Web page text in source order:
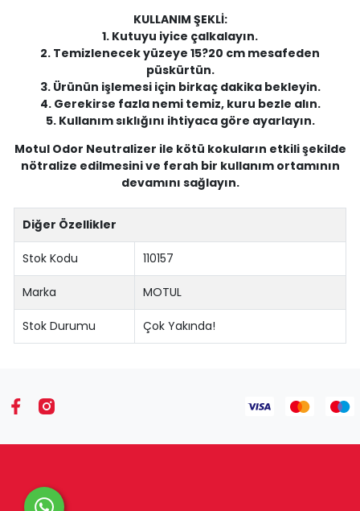
KULLANIM ŞEKLİ:
1. Kutuyu iyice çalkalayın.
2. Temizlenecek yüzeye 15?20 cm mesafeden
püskürtün.
3. Ürünün işlemesi için birkaç dakika bekleyin.
4. Gerekirse fazla nemi temiz, kuru bezle alın.
5. Kullanım sıklığını ihtiyaca göre ayarlayın.
Motul Odor Neutralizer ile kötü kokuların etkili şekilde
nötralize edilmesini ve ferah bir kullanım ortamının
devamını sağlayın.
Diğer Özellikler
Stok Kodu 110157
Marka MOTUL
Stok Durumu Çok Yakında!